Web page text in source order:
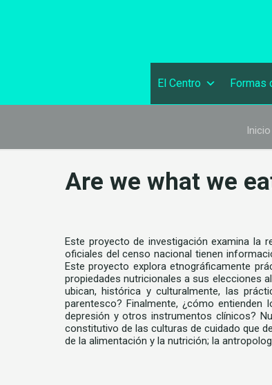
El Centro Formas
Inicio
Are we what we
Este proyecto de investigación examina la
oficiales del censo nacional tienen
Este proyecto explora etnográficamente
propiedades nutricionales a sus elecciones
ubican, histórica y culturalmente, las
parentesco? Finalmente, ¿cómo
depresión y otros instrumentos clínicos?
constitutivo de las culturas de cuidado que
de la alimentación y la nutrición; la